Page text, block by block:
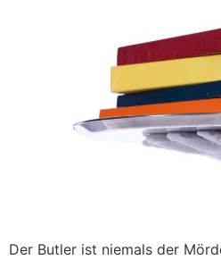
Der Butler ist niemals der